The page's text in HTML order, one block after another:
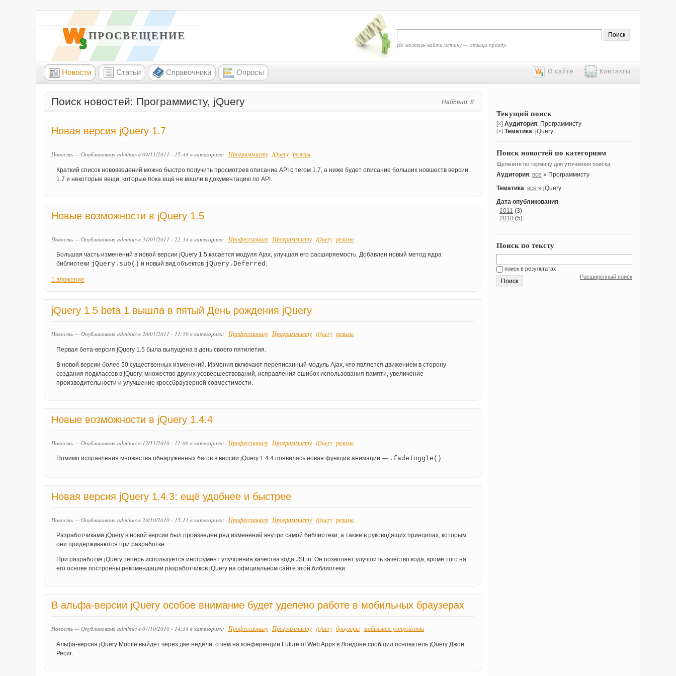
W3 ПРОСВЕЩЕНИЕ
Не можешь найти истину — отыщи правду.
Новости Статьи Справочники Опросы О сайте Контакты
Поиск новостей: Программисту, jQuery Найдено: 8
Новая версия jQuery 1.7
Новость — Опубликовано adminus в 04/11/2011 - 15:48 в категориях: Программисту jQuery релизы
Краткий список нововведений можно быстро получить просмотрев описание API с тегом 1.7, а ниже будет описание больших новшеств версии
1.7 и некоторые вещи, которые пока ещё не вошли в документацию по API.
Новые возможности в jQuery 1.5
Новость — Опубликовано adminus в 31/01/2011 - 22:34 в категориях: Профессионалу Программисту jQuery релизы
Большая часть изменений в новой версии jQuery 1.5 касается модуля Ajax, улучшая его расширяемость. Добавлен новый метод ядра
библиотеки jQuery.sub() и новый вид объектов jQuery.Deferred.
1 вложение
jQuery 1.5 beta 1 вышла в пятый День рождения jQuery
Новость — Опубликовано adminus в 20/01/2011 - 11:59 в категориях: Профессионалу Программисту jQuery релизы
Первая бета-версия jQuery 1.5 была выпущена в день своего пятилетия.
В новой версии более 50 существенных изменений. Измения включают переписанный модуль Ajax, что является движением в сторону
создания подклассов в jQuery, множество других усовершествований, исправления ошибок использования памяти, увеличение
производительности и улучшение кроссбраузерной совместимости.
Новые возможности в jQuery 1.4.4
Новость — Опубликовано adminus в 12/11/2010 - 11:00 в категориях: Профессионалу Программисту jQuery релизы
Помимо исправления множества обнаруженных багов в версии jQuery 1.4.4 появилась новая функция анимации — .fadeToggle() .
Новая версия jQuery 1.4.3: ещё удобнее и быстрее
Новость — Опубликовано adminus в 20/10/2010 - 15:11 в категориях: Профессионалу Программисту jQuery релизы
Разработчиками jQuery в новой версии был произведен ряд изменений внутри самой библиотеки, а также в руководящих принципах, которым
они придерживаются при разработке.
При разработке jQuery теперь используется инструмент улучшения качества кода JSLin. Он позволяет улучшить качество кода, кроме того на
его основе построены рекомендации разработчиков jQuery на официальном сайте этой библиотеки.
В альфа-версии jQuery особое внимание будет уделено работе в мобильных браузерах
Новость — Опубликовано adminus в 07/10/2010 - 14:38 в категориях: Профессионалу Программисту jQuery браузеры мобильные устройства
Альфа-версия jQuery Mobile выйдет через две недели, о чем на конференции Future of Web Apps в Лондоне сообщил основатель jQuery Джон
Ресиг.
Текущий поиск
[×] Аудитория: Программисту
[×] Тематика: jQuery
Поиск новостей по категориям
Щелкните по термину для уточнения поиска.
Аудитория: все » Программисту
Тематика: все » jQuery
Дата опубликования
2011 (3)
2010 (5)
Поиск по тексту
поиск в результатах
Расширенный поиск